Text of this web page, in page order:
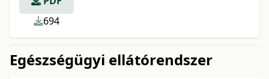
694
Egészségügyi ellátórendszer